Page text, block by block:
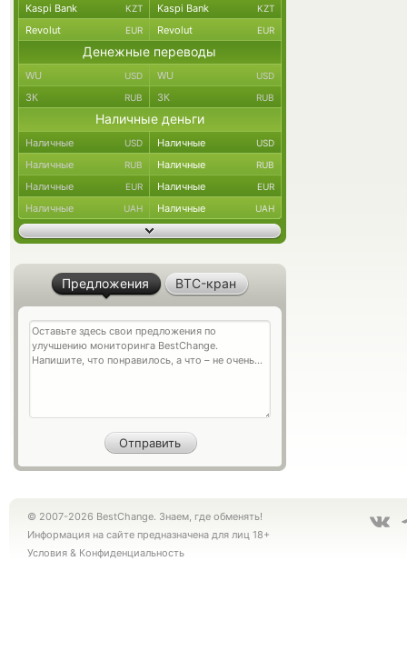
Kaspi Bank KZT Kaspi Bank KZT
Revolut EUR Revolut EUR
Денежные переводы
WU USD WU USD
ЗК RUB ЗК RUB
Наличные деньги
Наличные USD Наличные USD
Наличные RUB Наличные RUB
Наличные EUR Наличные EUR
Наличные UAH Наличные UAH
Предложения BTC-кран
© 2007-2026 BestChange. Знаем, где обменять!
Информация на сайте предназначена для лиц 18+
Условия & Конфиденциальность